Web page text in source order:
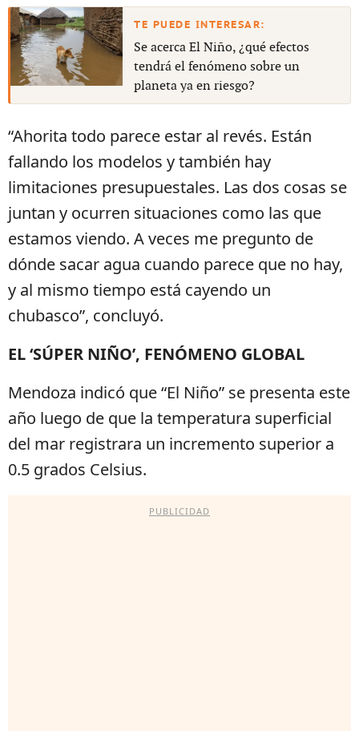
Se acerca El Niño, ¿qué efectos
tendrá el fenómeno sobre un
planeta ya en riesgo?
“Ahorita todo parece estar al revés. Están
fallando los modelos y también hay
limitaciones presupuestales. Las dos cosas se
juntan y ocurren situaciones como las que
estamos viendo. A veces me pregunto de
dónde sacar agua cuando parece que no hay,
y al mismo tiempo está cayendo un
chubasco”, concluyó.
EL ‘SÚPER NIÑO’, FENÓMENO GLOBAL
Mendoza indicó que “El Niño” se presenta este
año luego de que la temperatura superficial
del mar registrara un incremento superior a
0.5 grados Celsius.
PUBLICIDAD